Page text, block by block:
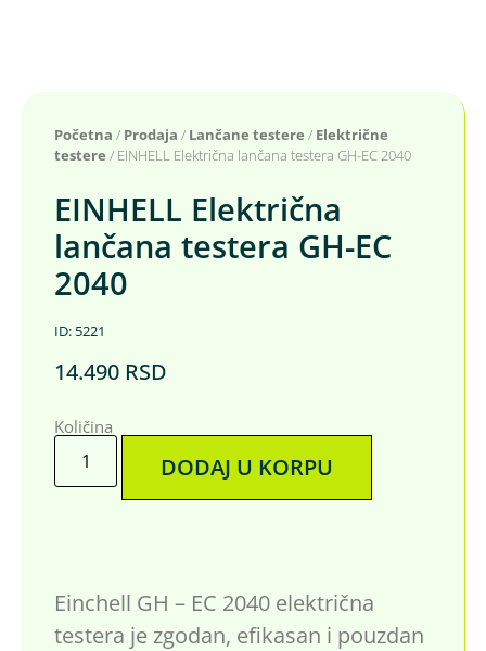
Početna / Prodaja / Lančane testere / Električne
testere / EINHELL Električna lančana testera GH-EC 2040
EINHELL Električna
lančana testera GH-EC
2040
ID: 5221
14.490 RSD
Količina
DODAJ U KORPU
Einchell GH – EC 2040 električna
testera je zgodan, efikasan i pouzdan